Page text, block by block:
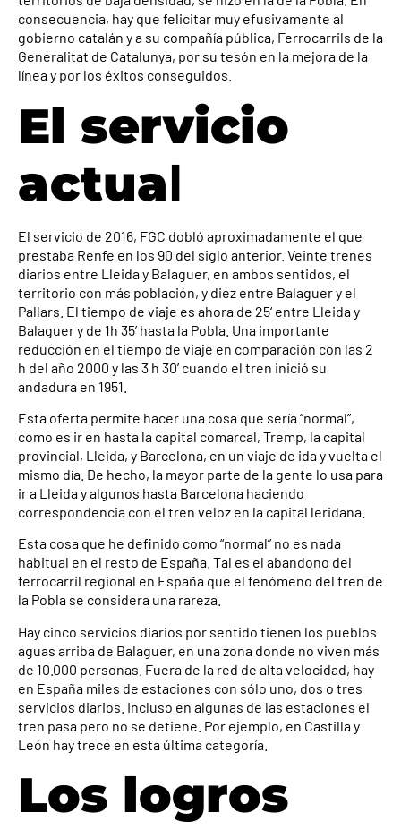
consecuencia, hay que felicitar muy efusivamente al
gobierno catalán y a su compañía pública, Ferrocarrils de la
Generalitat de Catalunya, por su tesón en la mejora de la
línea y por los éxitos conseguidos.
El servicio
actual
El servicio de 2016, FGC dobló aproximadamente el que
prestaba Renfe en los 90 del siglo anterior. Veinte trenes
diarios entre Lleida y Balaguer, en ambos sentidos, el
territorio con más población, y diez entre Balaguer y el
Pallars. El tiempo de viaje es ahora de 25‘ entre Lleida y
Balaguer y de 1h 35’ hasta la Pobla. Una importante
reducción en el tiempo de viaje en comparación con las 2
h del año 2000 y las 3 h 30’ cuando el tren inició su
andadura en 1951.
Esta oferta permite hacer una cosa que sería “normal”,
como es ir en hasta la capital comarcal, Tremp, la capital
provincial, Lleida, y Barcelona, en un viaje de ida y vuelta el
mismo día. De hecho, la mayor parte de la gente lo usa para
ir a Lleida y algunos hasta Barcelona haciendo
correspondencia con el tren veloz en la capital leridana.
Esta cosa que he definido como “normal” no es nada
habitual en el resto de España. Tal es el abandono del
ferrocarril regional en España que el fenómeno del tren de
la Pobla se considera una rareza.
Hay cinco servicios diarios por sentido tienen los pueblos
aguas arriba de Balaguer, en una zona donde no viven más
de 10.000 personas. Fuera de la red de alta velocidad, hay
en España miles de estaciones con sólo uno, dos o tres
servicios diarios. Incluso en algunas de las estaciones el
tren pasa pero no se detiene. Por ejemplo, en Castilla y
León hay trece en esta última categoría.
Los logros